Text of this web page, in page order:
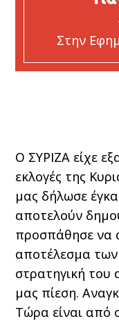
Στην
Ο ΣΥΡΙΖΑ είχε
εκλογές της
μας δήλωσε
αποτελούν
προσπάθησε να
αποτέλεσμα
στρατηγική του
μας πίεση.
Τώρα είναι από